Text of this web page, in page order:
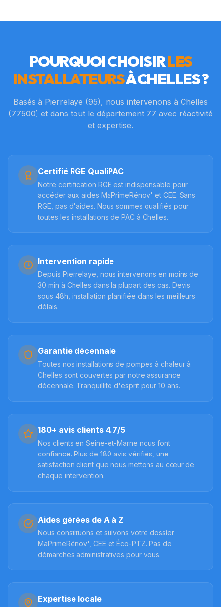
POURQUOI CHOISIRLES
INSTALLATEURSÀCHELLES?
Basés à Pierrelaye (95), nous intervenons à Chelles
(77500) et dans tout le département 77 avec réactivité
et expertise.
Certifié RGE QualiPAC
Notre certification RGE est indispensable pour
accéder aux aides MaPrimeRénov' et CEE. Sans
RGE, pas d'aides. Nous sommes qualifiés pour
toutes les installations de PAC à Chelles.
Intervention rapide
Depuis Pierrelaye, nous intervenons en moins de
30 min à Chelles dans la plupart des cas. Devis
sous 48h, installation planifiée dans les meilleurs
délais.
Garantie décennale
Toutes nos installations de pompes à chaleur à
Chelles sont couvertes par notre assurance
décennale. Tranquillité d'esprit pour 10 ans.
180+ avis clients 4.7/5
Nos clients en Seine-et-Marne nous font
confiance. Plus de 180 avis vérifiés, une
satisfaction client que nous mettons au cœur de
chaque intervention.
Aides gérées de A à Z
Nous constituons et suivons votre dossier
MaPrimeRénov', CEE et Éco-PTZ. Pas de
démarches administratives pour vous.
Expertise locale